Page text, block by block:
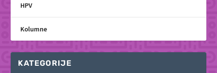
HPV
Kolumne
KATEGORIJE